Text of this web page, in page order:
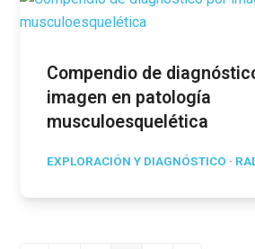
Compendio de
imagen en patología
musculoesquelética
EXPLORACIÓN Y DIAGNÓSTICO ·